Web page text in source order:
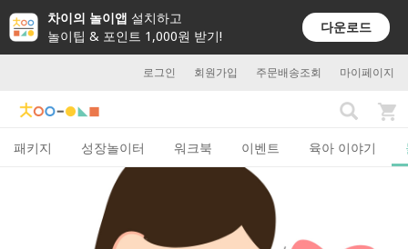
차이의 놀이앱 설치하고
놀이팁 & 포인트 1,000원 받기!
다운로드
로그인 회원가입 주문배송조회 마이페이지
패키지 성장놀이터 워크북 이벤트 육아 이야기